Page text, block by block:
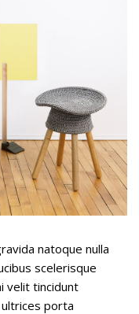
natoque nulla
scelerisque
velit tincidunt
porta